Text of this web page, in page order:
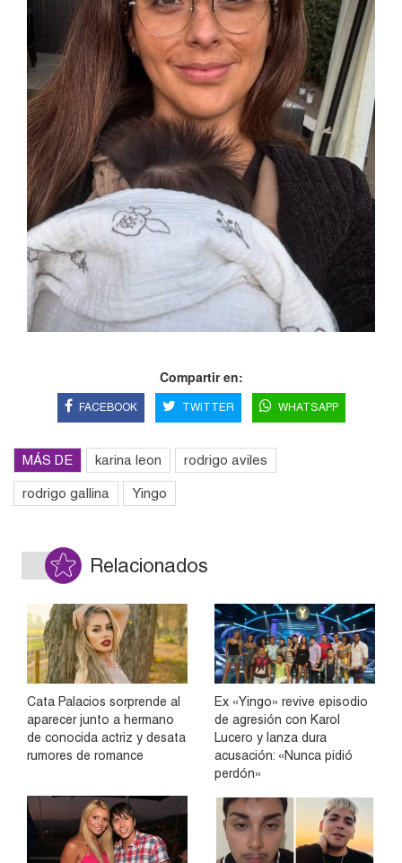
Compartir en:
FACEBOOK TWITTER WHATSAPP
MÁS DE karina leon rodrigo aviles
rodrigo gallina Yingo
Relacionados
Cata Palacios sorprende al
aparecer junto a hermano
de conocida actriz y desata
rumores de romance
Ex «Yingo» revive episodio
de agresión con Karol
Lucero y lanza dura
acusación: «Nunca pidió
perdón»